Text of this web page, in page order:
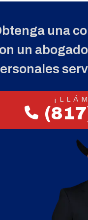
una
un